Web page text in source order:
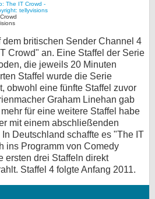
dem britischen Sender Channel 4
Crowd" an. Eine Staffel der Serie
die jeweils 20 Minuten
Staffel wurde die Serie
obwohl eine fünfte Staffel zuvor
Graham Linehan gab
für eine weitere Staffel habe
mit einem abschließenden
Deutschland schaffte es "The IT
ins Programm von Comedy
ersten drei Staffeln direkt
Staffel 4 folgte Anfang 2011.
Forum
bei Facebook
Kontakt
Nutzungsbedingungen
Datenschutz
Cookie-Einstellungen